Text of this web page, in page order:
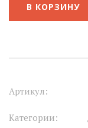
В КОРЗИНУ
Артикул:
Категории: